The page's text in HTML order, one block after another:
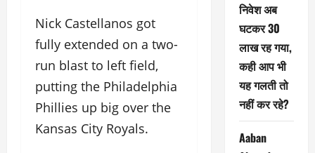
Nick Castellanos got
fully extended on a two-
run blast to left field,
putting the Philadelphia
Phillies up big over the
Kansas City Royals.
निवेश अब
घटकर 30
लाख रह गया,
कही आप भी
यह गलती तो
नहीं कर रहे?
Aaban